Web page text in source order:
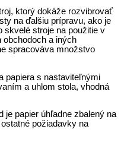
ktorý dokáže rozvibrovať
na ďalšiu prípravu, ako je
skvelé stroje na použitie v
a iných
spracováva množstvo
papiera s nastaviteľnými
a uhlom stola, vhodná
je papier úhľadne zbalený na
požiadavky na